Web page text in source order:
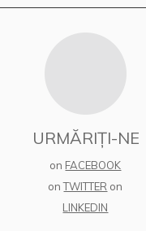
URMĂRIȚI-NE
on FACEBOOK
onTWITTER on
LINKEDIN